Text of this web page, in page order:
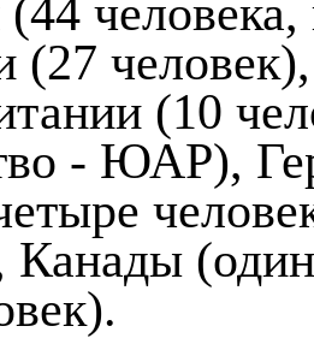
(27
(10
- ЮАР),
Канады